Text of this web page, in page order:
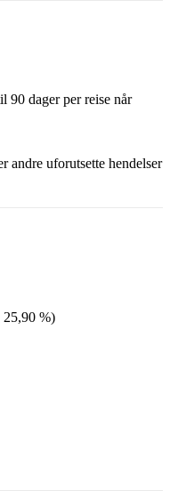
90 dager per reise når
andre uforutsette hendelser
25,90 %)